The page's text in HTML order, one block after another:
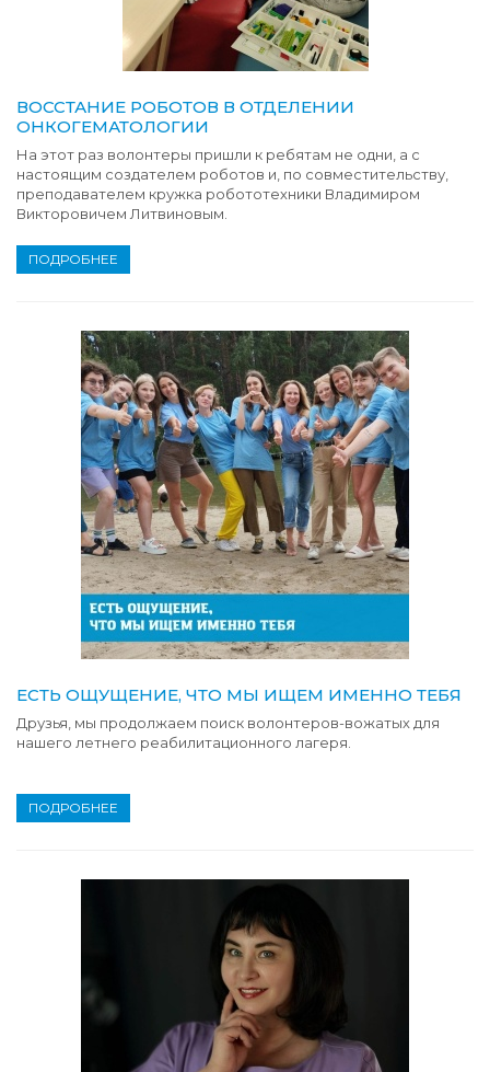
ВОССТАНИЕ РОБОТОВ В ОТДЕЛЕНИИ
ОНКОГЕМАТОЛОГИИ
На этот раз волонтеры пришли к ребятам не одни, а с
настоящим создателем роботов и, по совместительству,
преподавателем кружка робототехники Владимиром
Викторовичем Литвиновым.
ПОДРОБНЕЕ
ЕСТЬ ОЩУЩЕНИЕ, ЧТО МЫ ИЩЕМ ИМЕННО ТЕБЯ
Друзья, мы продолжаем поиск волонтеров-вожатых для
нашего летнего реабилитационного лагеря.
ПОДРОБНЕЕ